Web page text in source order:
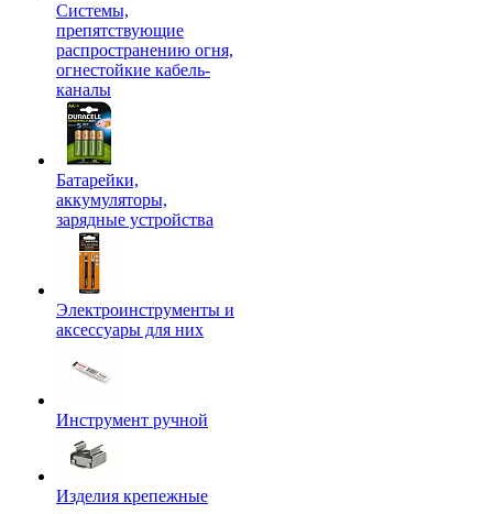
Системы,
препятствующие
распространению огня,
огнестойкие кабель-
каналы
Батарейки,
аккумуляторы,
зарядные устройства
Электроинструменты и
аксессуары для них
Инструмент ручной
Изделия крепежные